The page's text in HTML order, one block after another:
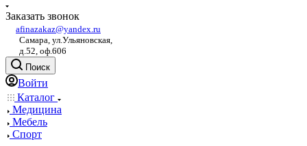
Заказать звонок
afinazakaz@yandex.ru
Самара, ул.Ульяновская,
д.52, оф.606
Поиск
Войти
Каталог
Медицина
Мебель
Спорт